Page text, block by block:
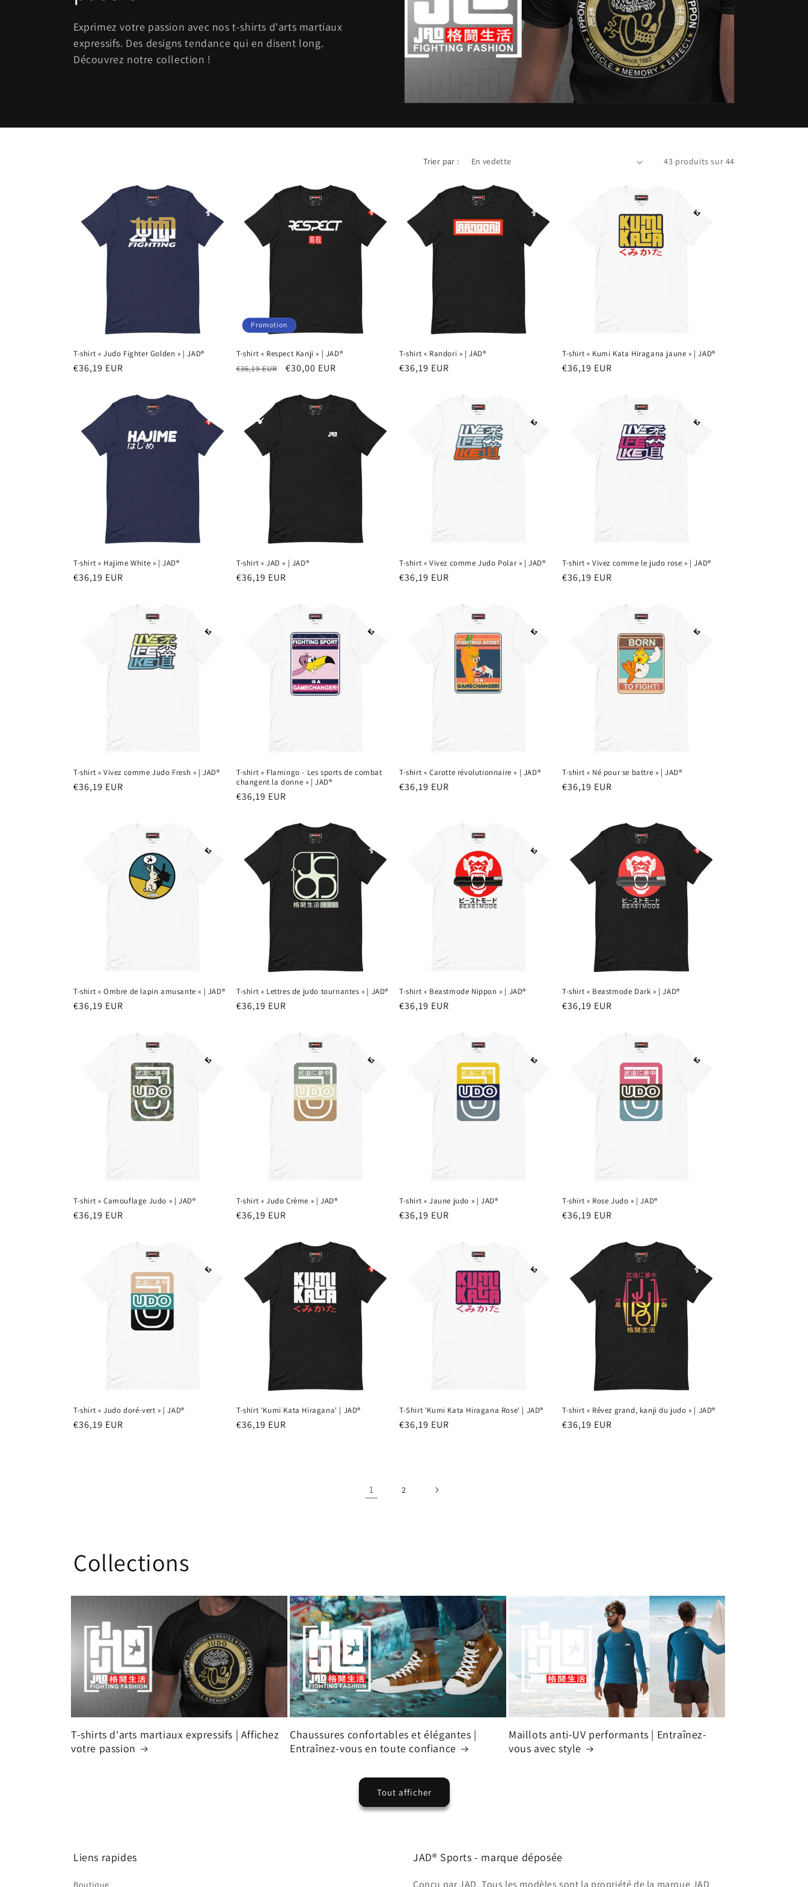
l
e
n
Exprimez votre passion avec nos t-shirts d'arts martiaux
expressifs. Des designs tendance qui en disent long.
Découvrez notre collection !
Trier par : 43 produits sur 44
T-shirt « Judo Fighter Golden » | JAD®
Prix
€36,19 EUR
Promotion
T-shirt « Respect Kanji » | JAD®
Prix
€36,19 EUR
Prix
€30,00 EUR
T-shirt « Randori » | JAD®
Prix
€36,19 EUR
T-shirt « Kumi Kata Hiragana jaune » | JAD®
Prix
€36,19 EUR
T-shirt « Hajime White » | JAD®
Prix
€36,19 EUR
T-shirt « JAD » | JAD®
Prix
€36,19 EUR
T-shirt « Vivez comme Judo Polar » | JAD®
Prix
€36,19 EUR
T-shirt « Vivez comme le judo rose » | JAD®
Prix
€36,19 EUR
T-shirt « Vivez comme Judo Fresh » | JAD®
Prix
€36,19 EUR
T-shirt « Flamingo - Les sports de combat
changent la donne » | JAD®
Prix
€36,19 EUR
T-shirt « Carotte révolutionnaire » | JAD®
Prix
€36,19 EUR
T-shirt « Né pour se battre » | JAD®
Prix
€36,19 EUR
T-shirt « Ombre de lapin amusante » | JAD®
Prix
€36,19 EUR
T-shirt « Lettres de judo tournantes » | JAD®
Prix
€36,19 EUR
T-shirt « Beastmode Nippon » | JAD®
Prix
€36,19 EUR
T-shirt « Beastmode Dark » | JAD®
Prix
€36,19 EUR
T-shirt « Camouflage Judo » | JAD®
Prix
€36,19 EUR
T-shirt « Judo Crème » | JAD®
Prix
€36,19 EUR
T-shirt « Jaune judo » | JAD®
Prix
€36,19 EUR
T-shirt « Rose Judo » | JAD®
Prix
€36,19 EUR
T-shirt « Judo doré-vert » | JAD®
Prix
€36,19 EUR
T-shirt 'Kumi Kata Hiragana' | JAD®
Prix
€36,19 EUR
T-Shirt 'Kumi Kata Hiragana Rose' | JAD®
Prix
€36,19 EUR
T-shirt « Rêvez grand, kanji du judo » | JAD®
Prix
€36,19 EUR
1 2
Collections
T-shirts d'arts martiaux expressifs | Affichez
votre passion
Chaussures confortables et élégantes |
Entraînez-vous en toute confiance
Maillots anti-UV performants | Entraînez-
vous avec style
Tout afficher
Liens rapides JAD® Sports - marque déposée